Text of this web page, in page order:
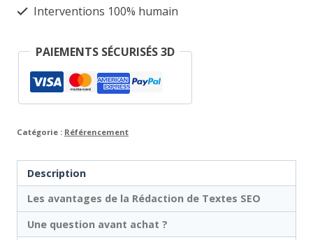
Interventions 100% humain
PAIEMENTS SÉCURISÉS 3D
Catégorie : Référencement
Description
Les avantages de la Rédaction de Textes SEO
Une question avant achat ?